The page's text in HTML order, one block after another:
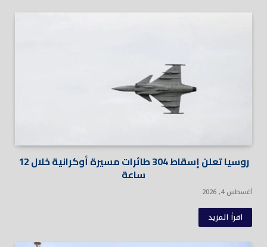
روسيا تعلن إسقاط 304 طائرات مسيرة أوكرانية خلال 12
ساعة
أغسطس 4, 2026
اقرأ المزيد